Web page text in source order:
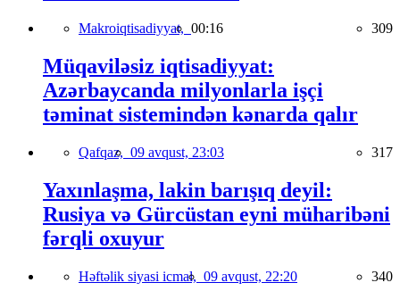
Makroiqtisadiyyat, 00:16 309
Müqaviləsiz iqtisadiyyat:
Azərbaycanda milyonlarla işçi
təminat sistemindən kənarda qalır
Qafqaz, 09 avqust, 23:03 317
Yaxınlaşma, lakin barışıq deyil:
Rusiya və Gürcüstan eyni müharibəni
fərqli oxuyur
Həftəlik siyasi icmal, 09 avqust, 22:20 340